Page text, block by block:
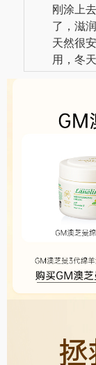
刚涂上
了，滋
天然很
用，冬